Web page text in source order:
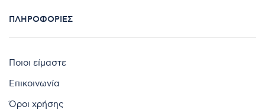
ΠΛΗΡΟΦΟΡΊΕΣ
Ποιοι είμαστε
Επικοινωνία
Όροι χρήσης